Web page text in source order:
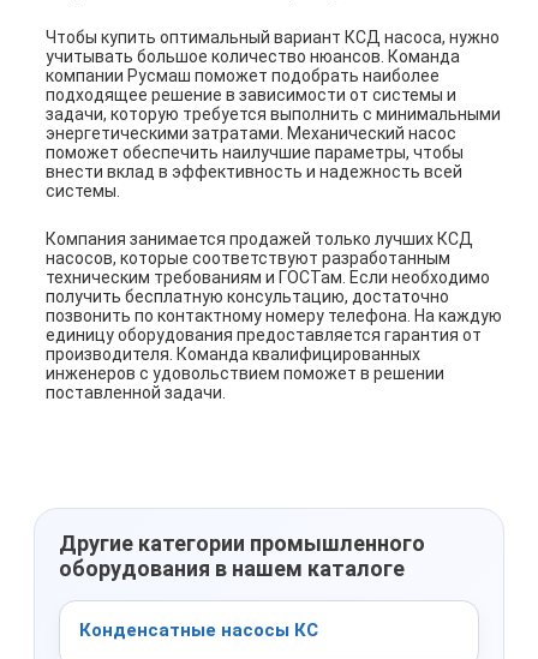
Чтобы купить оптимальный вариант КСД насоса, нужно
учитывать большое количество нюансов. Команда
компании Русмаш поможет подобрать наиболее
подходящее решение в зависимости от системы и
задачи, которую требуется выполнить с минимальными
энергетическими затратами. Механический насос
поможет обеспечить наилучшие параметры, чтобы
внести вклад в эффективность и надежность всей
системы.
Компания занимается продажей только лучших КСД
насосов, которые соответствуют разработанным
техническим требованиям и ГОСТам. Если необходимо
получить бесплатную консультацию, достаточно
позвонить по контактному номеру телефона. На каждую
единицу оборудования предоставляется гарантия от
производителя. Команда квалифицированных
инженеров с удовольствием поможет в решении
поставленной задачи.
Другие категории промышленного
оборудования в нашем каталоге
Конденсатные насосы КС